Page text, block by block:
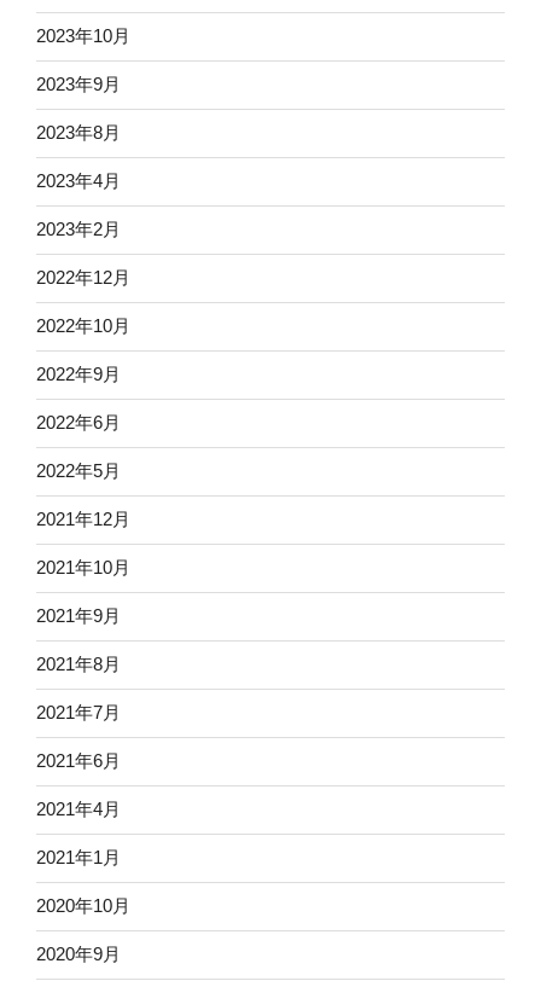
2023年10月
2023年9月
2023年8月
2023年4月
2023年2月
2022年12月
2022年10月
2022年9月
2022年6月
2022年5月
2021年12月
2021年10月
2021年9月
2021年8月
2021年7月
2021年6月
2021年4月
2021年1月
2020年10月
2020年9月